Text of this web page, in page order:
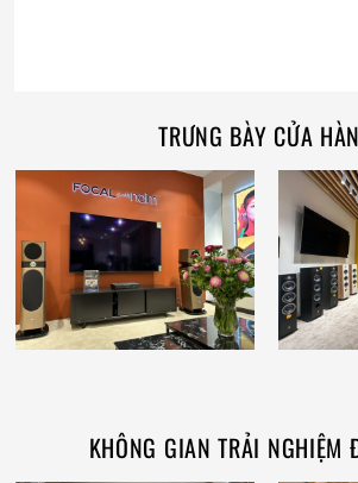
TRƯNG BÀY CỬA
KHÔNG GIAN TRẢI NGHIỆM